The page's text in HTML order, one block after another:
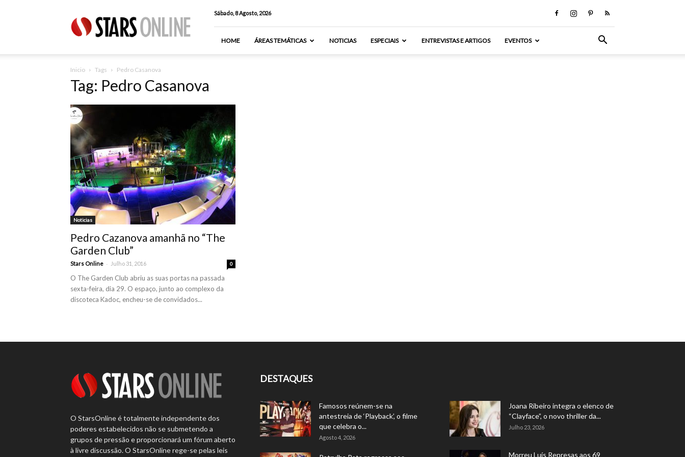
Online
Sábado, 8 Agosto, 2026
HOME ÁREAS TEMÁTICAS NOTICIAS ESPECIAIS ENTREVISTAS E ARTIGOS EVENTOS
Inicio Tags Pedro Casanova
Tag: Pedro Casanova
Noticias
Pedro Cazanova amanhã no “The
Garden Club”
Stars Online - Julho 31, 2016 0
O The Garden Club abriu as suas portas na passada
sexta-feira, dia 29. O espaço, junto ao complexo da
discoteca Kadoc, encheu-se de convidados...
O StarsOnline é totalmente independente dos
poderes estabelecidos não se submetendo a
grupos de pressão e proporcionará um fórum aberto
à livre discussão. O StarsOnline rege-se pelas leis
DESTAQUES
Famosos reúnem-se na
antestreia de ‘Playback’, o filme
que celebra o...
Agosto 4, 2026
Joana Ribeiro integra o elenco de
“Clayface”, o novo thriller da...
Julho 23, 2026
Morreu Luís Represas aos 69